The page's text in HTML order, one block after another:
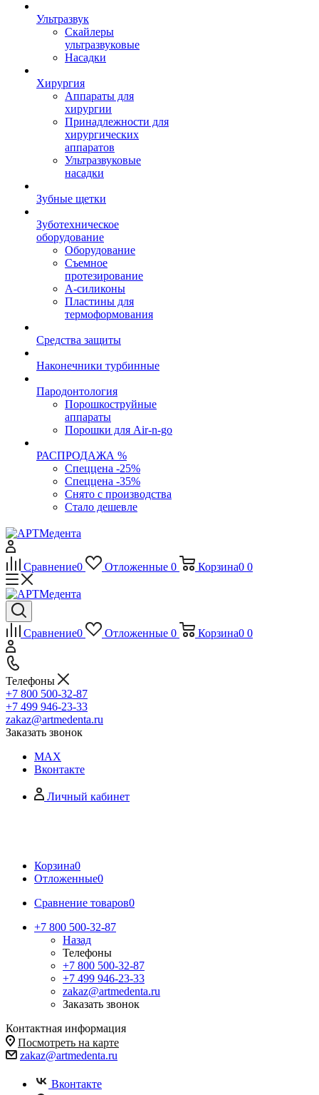
Ультразвук
Скайлеры
ультразвуковые
Насадки
Хирургия
Аппараты для
хирургии
Принадлежности для
хирургических
аппаратов
Ультразвуковые
насадки
Зубные щетки
Зуботехническое
оборудование
Оборудование
Съемное
протезирование
А-силиконы
Пластины для
термоформования
Средства защиты
Наконечники турбинные
Пародонтология
Порошкоструйные
аппараты
Порошки для Air-n-go
РАСПРОДАЖА %
Спеццена -25%
Спеццена -35%
Снято с производства
Стало дешевле
Сравнение0 Отложенные 0 Корзина0 0
Сравнение0 Отложенные 0 Корзина0 0
Телефоны
+7 800 500-32-87
+7 499 946-23-33
zakaz@artmedenta.ru
Заказать звонок
MAX
Вконтакте
Личный кабинет
Корзина0
Отложенные0
Сравнение товаров0
+7 800 500-32-87
Назад
Телефоны
+7 800 500-32-87
+7 499 946-23-33
zakaz@artmedenta.ru
Заказать звонок
Контактная информация
Посмотреть на карте
zakaz@artmedenta.ru
Вконтакте